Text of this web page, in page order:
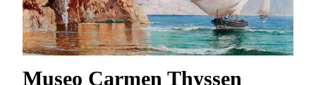
Museo Carmen Thyssen